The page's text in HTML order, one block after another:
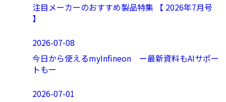
注目メーカーのおすすめ製品特集 【 2026年7月号
】
2026-07-08
今日から使えるmyInfineon ー最新資料もAIサポー
トもー
2026-07-01